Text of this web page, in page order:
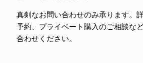
真剣なお問い合わせのみ承ります。
予約、プライベート購入のご相談な
合わせください。